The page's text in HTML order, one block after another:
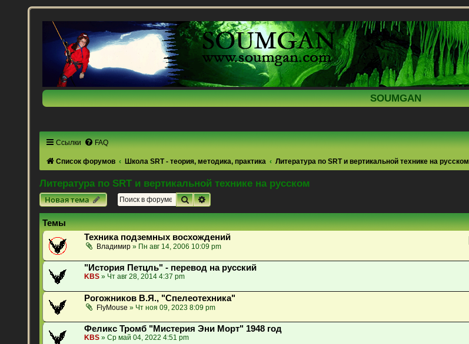
SOUMGAN
Ссылки FAQ
Список форумов Школа SRT - теория, методика, практика Литература по SRT и вертикальной технике на русском
Литература по SRT и вертикальной технике на русском
Новая тема
ПоискРасширенный поиск
Темы
Техника подземных восхождений
Владимир » Пн авг 14, 2006 10:09 pm
"История Петцль" - перевод на русский
KBS » Чт авг 28, 2014 4:37 pm
Рогожников В.Я., "Спелеотехника"
FlyMouse » Чт ноя 09, 2023 8:09 pm
Феликс Тромб "Мистерия Эни Морт" 1948 год
KBS » Ср май 04, 2022 4:51 pm